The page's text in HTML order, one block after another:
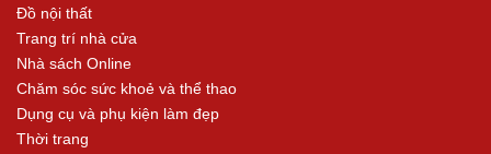
Đồ nội thất
Trang trí nhà cửa
Nhà sách Online
Chăm sóc sức khoẻ và thể thao
Dụng cụ và phụ kiện làm đẹp
Thời trang